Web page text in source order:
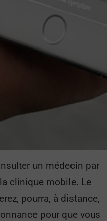
un médecin par
clinique mobile. Le
pourra, à distance,
pour que vous